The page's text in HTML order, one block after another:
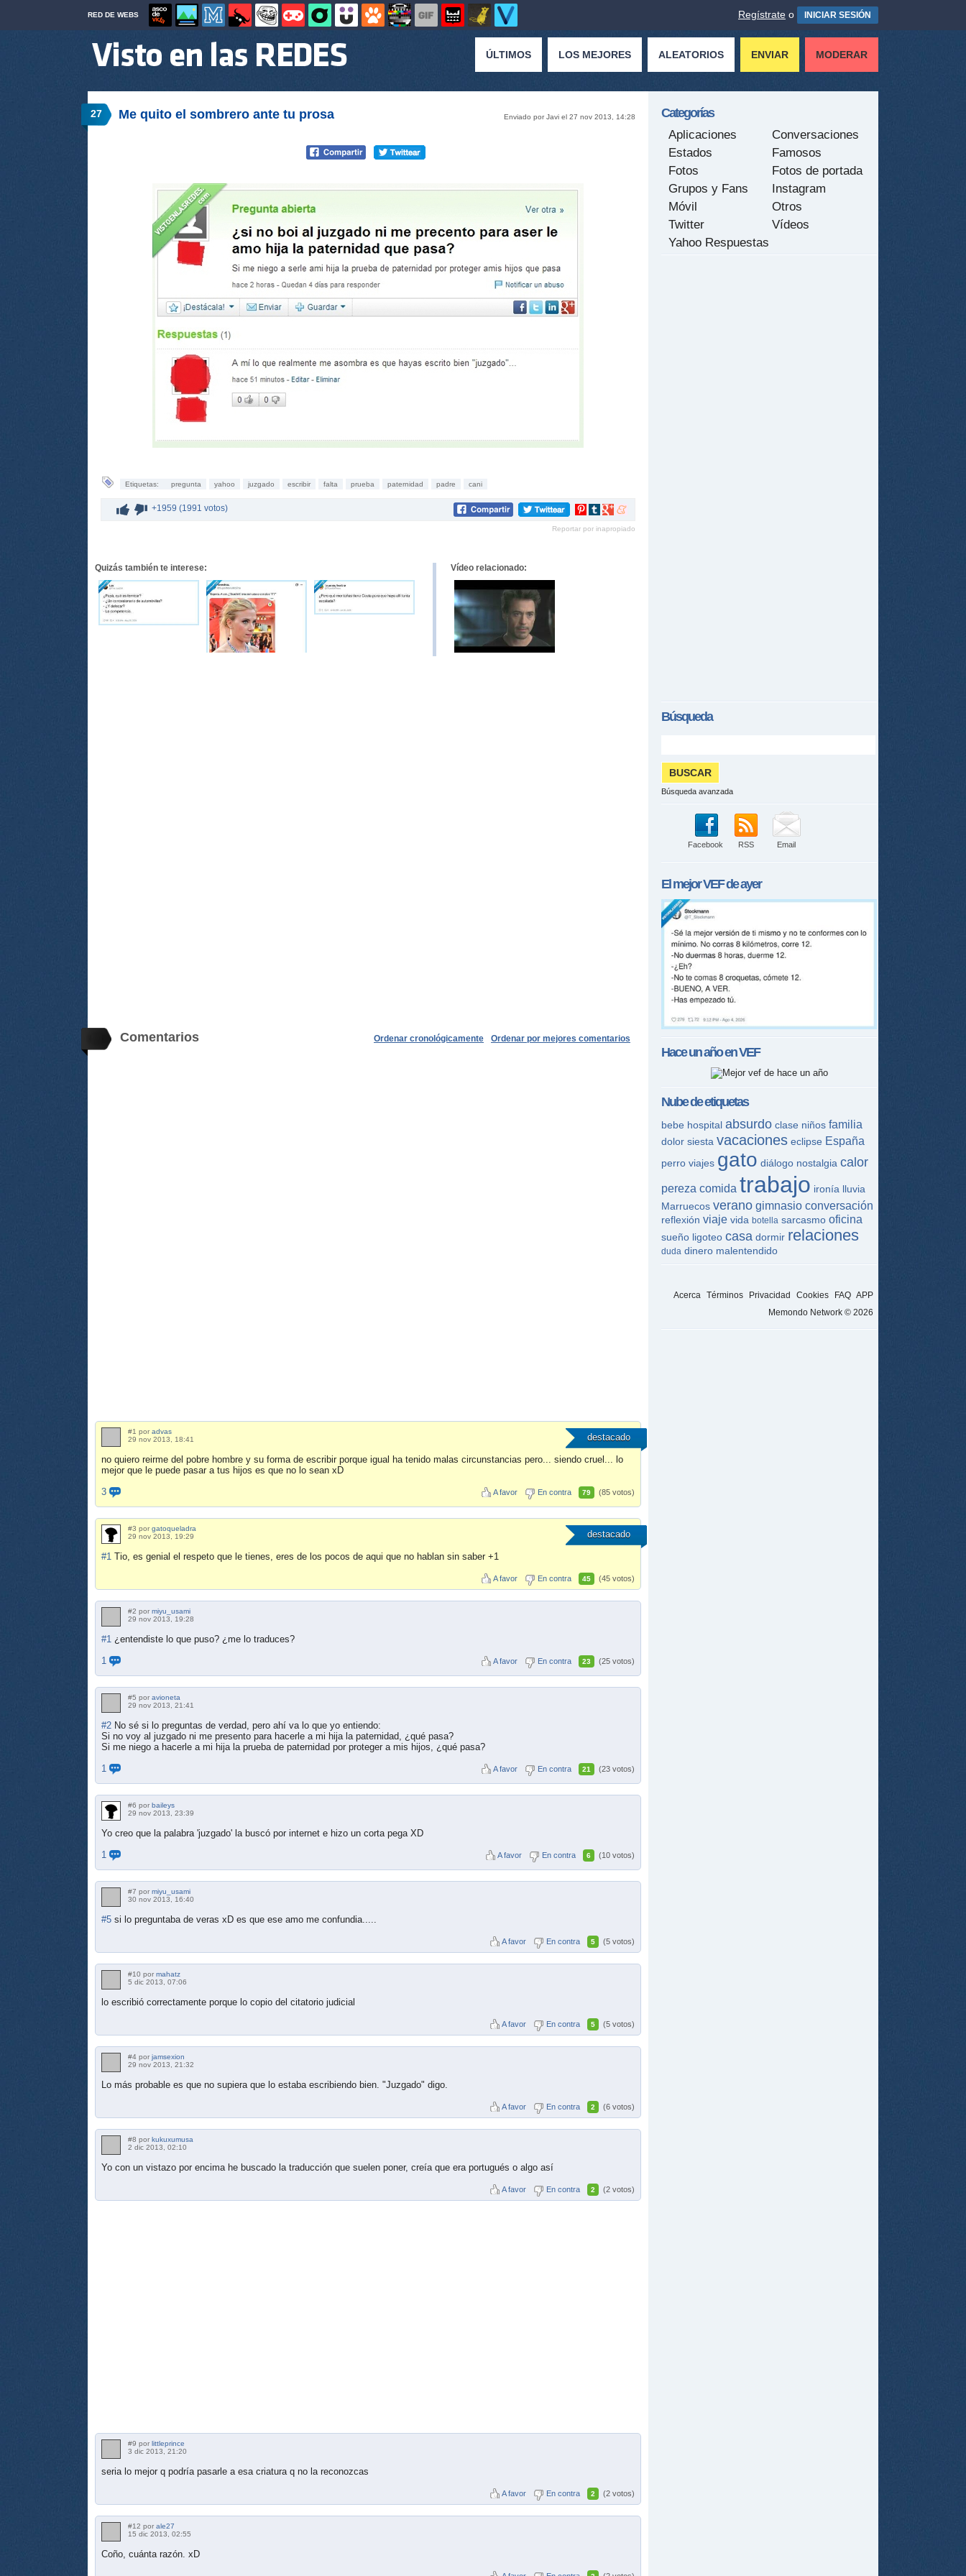
RED DE WEBS Regístrate o INICIAR SESIÓN
ÚLTIMOS LOS MEJORES ALEATORIOS ENVIAR MODERAR
27 Enviado por Javi el 27 nov 2013, 14:28
Me quito el sombrero ante tu prosa
Etiquetas: pregunta yahoo juzgado escribir falta prueba paternidad padre cani
+1959 (1991 votos)
Compartir
Pinterest
Compartir
tumblr
Compartir
Google+
Compartir
meneame
Reportar por inapropiado
Quizás también te interese: Vídeo relacionado:
Comentarios Ordenar por mejores comentarios
Ordenar cronológicamente
destacado
#1 por advas
29 nov 2013, 18:41
no quiero reirme del pobre hombre y su forma de escribir porque igual ha tenido malas circunstancias pero... siendo cruel... lo
mejor que le puede pasar a tus hijos es que no lo sean xD
3
A favor En contra 79 (85 votos)
destacado
#3 por gatoqueladra
29 nov 2013, 19:29
#1 Tio, es genial el respeto que le tienes, eres de los pocos de aqui que no hablan sin saber +1
A favor En contra 45 (45 votos)
#2 por miyu_usami
29 nov 2013, 19:28
#1 ¿entendiste lo que puso? ¿me lo traduces?
1
A favor En contra 23 (25 votos)
#5 por avioneta
29 nov 2013, 21:41
#2 No sé si lo preguntas de verdad, pero ahí va lo que yo entiendo:
Si no voy al juzgado ni me presento para hacerle a mi hija la paternidad, ¿qué pasa?
Si me niego a hacerle a mi hija la prueba de paternidad por proteger a mis hijos, ¿qué pasa?
1
A favor En contra 21 (23 votos)
#6 por baileys
29 nov 2013, 23:39
Yo creo que la palabra 'juzgado' la buscó por internet e hizo un corta pega XD
1
A favor En contra 6 (10 votos)
#7 por miyu_usami
30 nov 2013, 16:40
#5 si lo preguntaba de veras xD es que ese amo me confundia.....
A favor En contra 5 (5 votos)
#10 por mahatz
5 dic 2013, 07:06
lo escribió correctamente porque lo copio del citatorio judicial
A favor En contra 5 (5 votos)
#4 por jamsexion
29 nov 2013, 21:32
Lo más probable es que no supiera que lo estaba escribiendo bien. "Juzgado" digo.
A favor En contra 2 (6 votos)
#8 por kukuxumusa
2 dic 2013, 02:10
Yo con un vistazo por encima he buscado la traducción que suelen poner, creía que era portugués o algo así
A favor En contra 2 (2 votos)
#9 por littleprince
3 dic 2013, 21:20
seria lo mejor q podría pasarle a esa criatura q no la reconozcas
A favor En contra 2 (2 votos)
#12 por ale27
15 dic 2013, 02:55
Coño, cuánta razón. xD
Categorías
Aplicaciones
Conversaciones
Estados
Famosos
Fotos
Fotos de portada
Grupos y Fans
Instagram
Móvil
Otros
Twitter
Vídeos
Yahoo Respuestas
Búsqueda
Búsqueda avanzada
Facebook RSS Email
El mejorVEFde ayer
Hace un año enVEF
Nube de etiquetas
bebe hospital absurdo clase niños familia
dolor siesta vacaciones eclipse España
perro viajes gato diálogo nostalgia calor
pereza comida trabajo ironía lluvia
Marruecos verano gimnasio conversación
reflexión viaje vida botella sarcasmo oficina
sueño ligoteo casa dormir relaciones
duda dinero malentendido
Acerca Términos Privacidad Cookies FAQ APP
Memondo Network © 2026